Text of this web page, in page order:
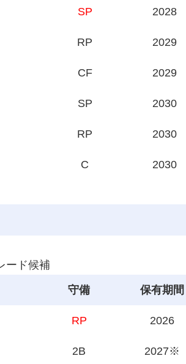
SP 2028
RP 2029
CF 2029
SP 2030
RP 2030
C 2030
ード候補
守備 保有期間
RP 2026
2B 2027※